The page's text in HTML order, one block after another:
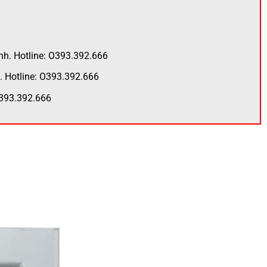
Hotline: O393.392.666
Hotline: O393.392.666